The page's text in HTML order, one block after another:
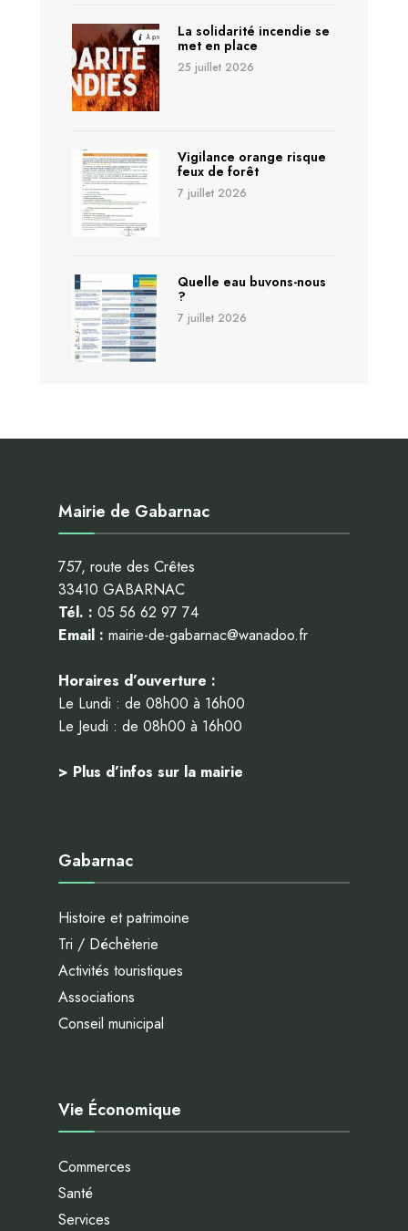
La solidarité incendie se
met en place
25 juillet 2026
Vigilance orange risque
feux de forêt
7 juillet 2026
Quelle eau buvons-nous
?
7 juillet 2026
Mairie de Gabarnac
757, route des Crêtes
33410 GABARNAC
Tél. : 05 56 62 97 74
Email : mairie-de-gabarnac@wanadoo.fr
Horaires d’ouverture :
Le Lundi : de 08h00 à 16h00
Le Jeudi : de 08h00 à 16h00
> Plus d’infos sur la mairie
Gabarnac
Histoire et patrimoine
Tri / Déchèterie
Activités touristiques
Associations
Conseil municipal
Vie Économique
Commerces
Santé
Services